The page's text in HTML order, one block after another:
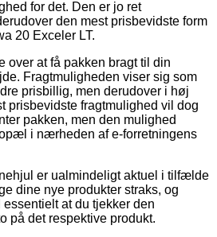
for det. Den er jo ret
den mest prisbevidste form
20 Exceler LT.
over at få pakken bragt til din
Fragtmuligheden viser sig som
prisbillig, men derudover i høj
prisbevidste fragtmulighed vil dog
pakken, men den mulighed
i nærheden af e-forretningens
er ualmindeligt aktuel i tilfælde
dine nye produkter straks, og
at du tjekker den
på det respektive produkt.